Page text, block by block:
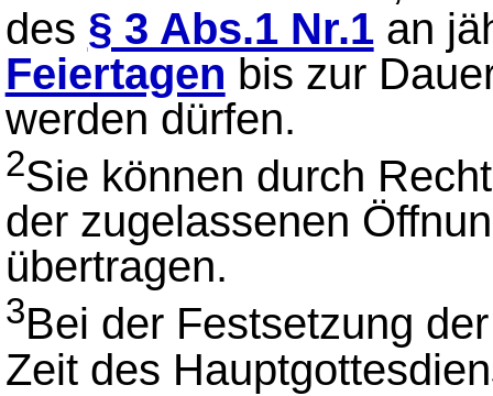
des § 3 Abs.1 Nr.1an
Feiertagen bis zur
werden dürfen.
2Sie können durch
der zugelassenen
übertragen.
3Bei der Festsetzung
Zeit des